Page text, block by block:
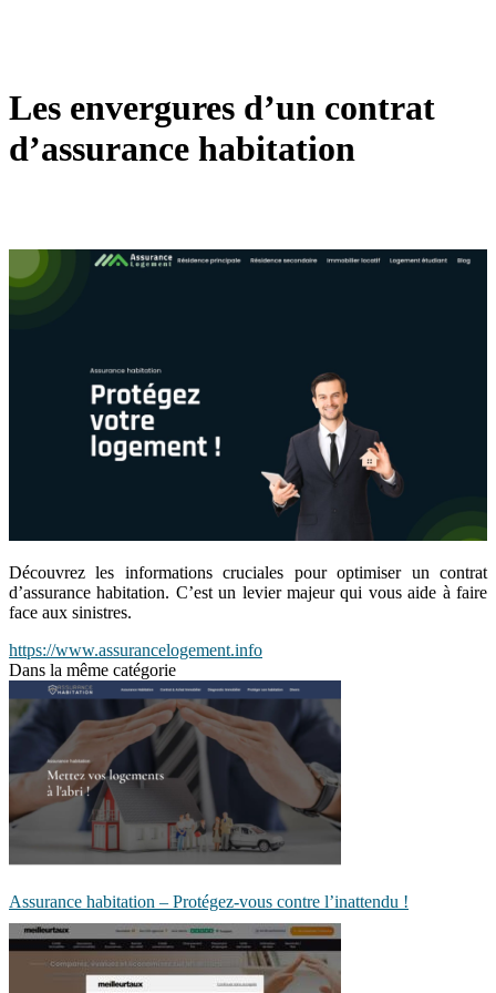
Les envergures d’un contrat
d’assurance habitation
Découvrez les informations cruciales pour optimiser un contrat
d’assurance habitation. C’est un levier majeur qui vous aide à faire
face aux sinistres.
https://www.assurancelogement.info
Dans la même catégorie
Assurance habitation – Protégez-vous contre l’inattendu !